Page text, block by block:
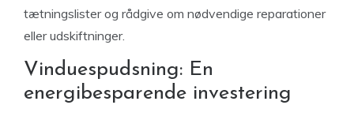
tætningslister og rådgive om nødvendige reparationer
eller udskiftninger.
Vinduespudsning: En
energibesparende investering